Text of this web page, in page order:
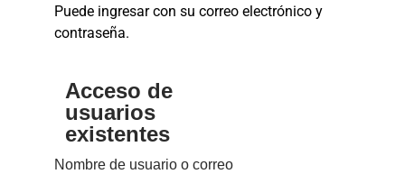
Puede ingresar con su correo electrónico y
contraseña.
Acceso de
usuarios
existentes
Nombre de usuario o correo